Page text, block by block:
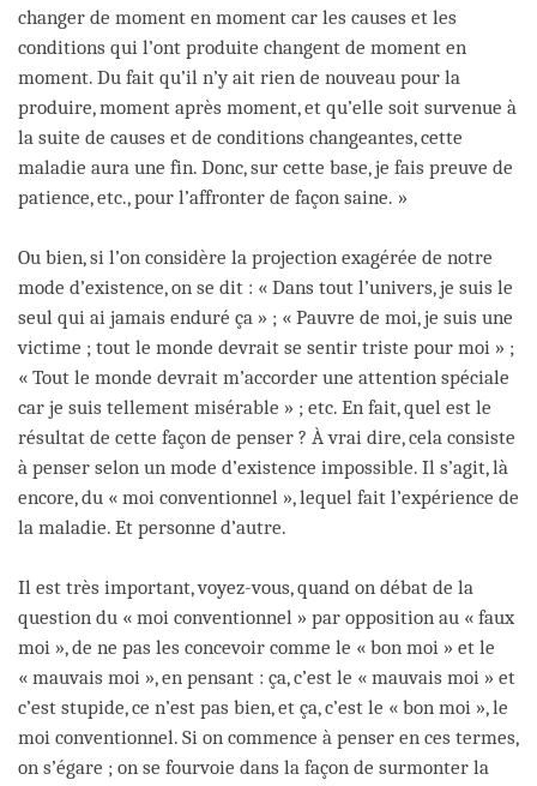
changer de moment en moment car les causes et les
conditions qui l’ont produite changent de moment en
moment. Du fait qu’il n’y ait rien de nouveau pour la
produire, moment après moment, et qu’elle soit survenue à
la suite de causes et de conditions changeantes, cette
maladie aura une fin. Donc, sur cette base, je fais preuve de
patience, etc., pour l’affronter de façon saine. »
Ou bien, si l’on considère la projection exagérée de notre
mode d’existence, on se dit : « Dans tout l’univers, je suis le
seul qui ai jamais enduré ça » ; « Pauvre de moi, je suis une
victime ; tout le monde devrait se sentir triste pour moi » ;
« Tout le monde devrait m’accorder une attention spéciale
car je suis tellement misérable » ; etc. En fait, quel est le
résultat de cette façon de penser ? À vrai dire, cela consiste
à penser selon un mode d’existence impossible. Il s’agit, là
encore, du « moi conventionnel », lequel fait l’expérience de
la maladie. Et personne d’autre.
Il est très important, voyez-vous, quand on débat de la
question du « moi conventionnel » par opposition au « faux
moi », de ne pas les concevoir comme le « bon moi » et le
« mauvais moi », en pensant : ça, c’est le « mauvais moi » et
c’est stupide, ce n’est pas bien, et ça, c’est le « bon moi », le
moi conventionnel. Si on commence à penser en ces termes,
on s’égare ; on se fourvoie dans la façon de surmonter la